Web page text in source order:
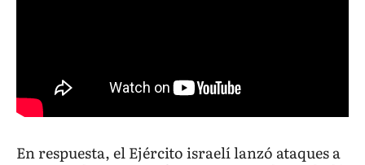
En respuesta, el Ejército israelí lanzó ataques a